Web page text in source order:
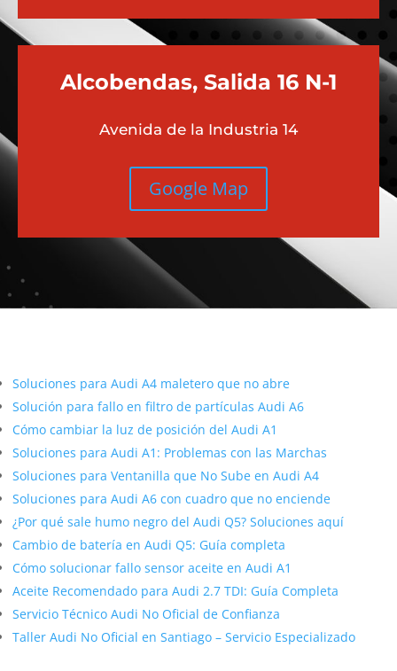
Alcobendas, Salida 16 N-1
Avenida de la Industria 14
Google Map
Soluciones para Audi A4 maletero que no abre
Solución para fallo en filtro de partículas Audi A6
Cómo cambiar la luz de posición del Audi A1
Soluciones para Audi A1: Problemas con las Marchas
Soluciones para Ventanilla que No Sube en Audi A4
Soluciones para Audi A6 con cuadro que no enciende
¿Por qué sale humo negro del Audi Q5? Soluciones aquí
Cambio de batería en Audi Q5: Guía completa
Cómo solucionar fallo sensor aceite en Audi A1
Aceite Recomendado para Audi 2.7 TDI: Guía Completa
Servicio Técnico Audi No Oficial de Confianza
Taller Audi No Oficial en Santiago – Servicio Especializado